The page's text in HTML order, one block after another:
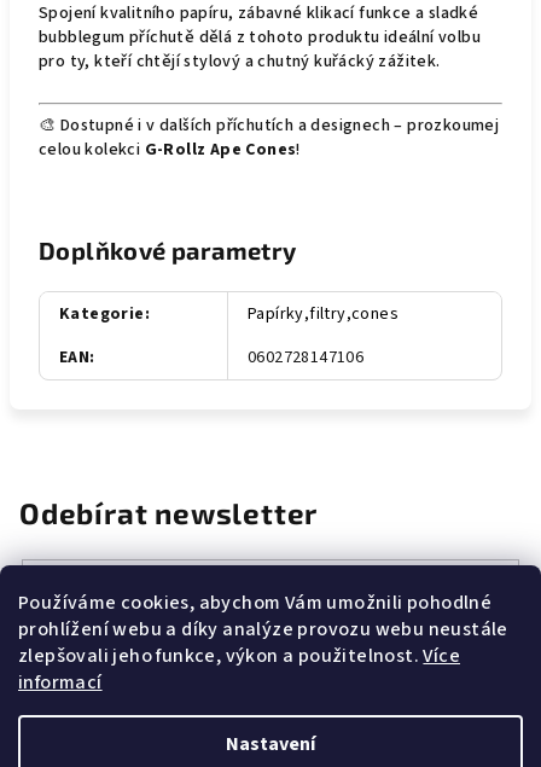
Používáme cookies, abychom Vám umožnili pohodlné
prohlížení webu a díky analýze provozu webu neustále
zlepšovali jeho funkce, výkon a použitelnost.Více
informací
Nastavení
Spojení kvalitního papíru, zábavné klikací funkce a sladké
bubblegum příchutě dělá z tohoto produktu ideální volbu
pro ty, kteří chtějí stylový a chutný kuřácký zážitek.
🎨 Dostupné i v dalších příchutích a designech – prozkoumej
celou kolekci G-Rollz Ape Cones!
Doplňkové parametry
Kategorie:
Papírky,filtry,cones
EAN: 0602728147106
Odebírat newsletter
Vložením e-mailu souhlasíte spodmínkami ochrany osobních
údajů